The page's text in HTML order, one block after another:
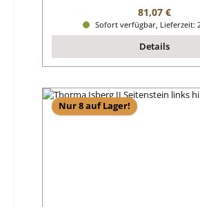
Regulärer
81,07 €
Sofort verfügbar, Lieferzeit:
Details
Nur 8 auf Lager!